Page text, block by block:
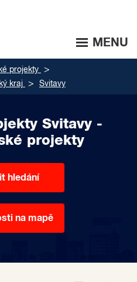
MENU
projekty
kraj Svitavy
Svitavy -
projekty
hledání
na mapě